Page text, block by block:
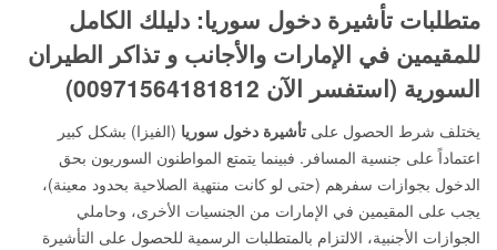
متطلبات تأشيرة دخول سوريا: دليلك الكامل
للمقيمين في الإمارات والأجانب و تذاكر الطيران
السورية (استفسر الآن 00971564181812)
يختلف شرط الحصول على تأشيرة دخول سوريا (الفيزا) بشكل كبير
اعتماداً على جنسية المسافر. فبينما يتمتع المواطنون السوريون بحق
الدخول بجوازات سفرهم (حتى لو كانت منتهية الصلاحية بحدود معينة)،
يجب على المقيمين في الإمارات من الجنسيات الأخرى، وحاملي
الجوازات الأجنبية، الالتزام بالمتطلبات الرسمية للحصول على التأشيرة